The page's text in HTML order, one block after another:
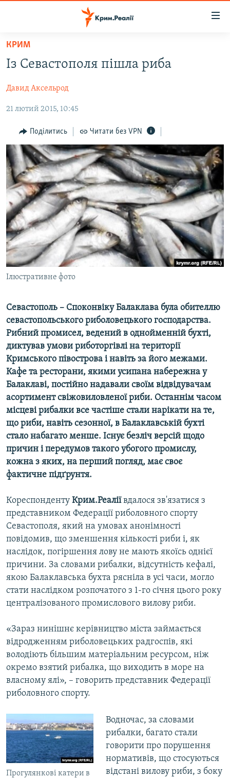
Перейти
основного
Перейти
до
навігації
Перейти
до
пошуку
ВІДЕО ТА ФОТО
ПОЛІТИКА
БЛОГИ
ПОГЛЯД
ІНТЕРВ'Ю
ВСЕ ЗА ДЕНЬ
СПЕЦПРОЕКТИ
ДЕПОРТАЦІЯ
ВІДЕОУРОКИ «ELIFBE»
СВІДЧЕННЯ ОКУПАЦІЇ
УКРАЇНСЬКА ПРОБЛЕМА КРИМУ
ЯК ОБІЙТИ БЛОКУВАННЯ
Русский
Qırımtatar
Усі сайти RFE/RL
КРИМ
Із Севастополя пішла риба
Давид Аксельрод
21 лютий 2015, 10:45
Поділитись Читати без VPN
Ілюстративне фото
Севастополь – Споконвіку Балаклава була обителлю
севастопольського риболовецького господарства.
Рибний промисел, ведений в однойменній бухті,
диктував умови риботоргівлі на території
Кримського півострова і навіть за його межами.
Кафе та ресторани, якими усипана набережна у
Балаклаві, постійно надавали своїм відвідувачам
асортимент свіжовиловленої риби. Останнім часом
місцеві рибалки все частіше стали нарікати на те,
що риби, навіть сезонної, в Балаклавській бухті
стало набагато менше. Існує безліч версій щодо
причин і передумов такого убогого промислу,
кожна з яких, на перший погляд, має своє
фактичне підґрунтя.
Кореспонденту Крим.Реаліївдалося зв'язатися з
представником Федерації риболовного спорту
Севастополя, який на умовах анонімності
повідомив, що зменшення кількості риби і, як
наслідок, погіршення лову не мають якоїсь однієї
причини. За словами рибалки, відсутність кефалі,
якою Балаклавська бухта рясніла в усі часи, могло
стати наслідком розпочатого з 1-го січня цього року
централізованого промислового вилову риби.
«Зараз нинішнє керівництво міста займається
відродженням риболовецьких радгоспів, які
володіють більшим матеріальним ресурсом, ніж
окремо взятий рибалка, що виходить в море на
власному ялі», – говорить представник Федерації
риболовного спорту.
Прогулянкові катери в
Водночас, за словами
рибалки, багато стали
говорити про порушення
нормативів, що стосуються
відстані вилову риби, з боку